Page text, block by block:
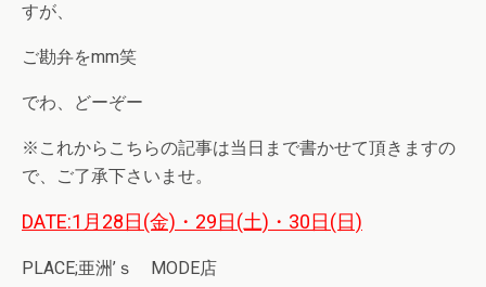
すが、
ご勘弁をmm笑
でわ、どーぞー
※これからこちらの記事は当日まで書かせて頂きますの
で、ご了承下さいませ。
DATE:1月28日(金)・29日(土)・30日(日)
PLACE;亜洲’ｓ MODE店